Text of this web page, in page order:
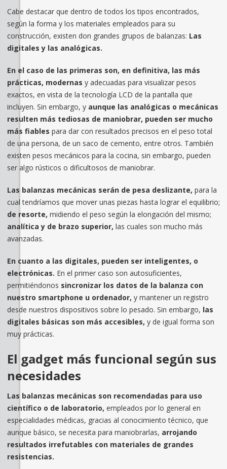
Cabe destacar que dentro de todos los tipos encontrados,
según la forma y los materiales empleados para su
construcción, existen don grandes grupos de balanzas: Las
digitales y las analógicas.
En el caso de las primeras son, en definitiva, las más
prácticas, modernas y adecuadas para visualizar pesos
exactos, en vista de la tecnología LCD de la pantalla que
incluyen. Sin embargo, y aunque las analógicas o mecánicas
resulten más tediosas de maniobrar, pueden ser mucho
más fiables para dar con resultados precisos en el peso total
de una persona, de un saco de cemento, entre otros. También
existen pesos mecánicos para la cocina, sin embargo, pueden
ser algo rústicos o dificultosos de maniobrar.
Las balanzas mecánicas serán de pesa deslizante, para la
cual tendríamos que mover unas piezas hasta lograr el equilibrio;
de resorte, midiendo el peso según la elongación del mismo;
analítica y de brazo superior, las cuales son mucho más
avanzadas.
En cuanto a las digitales, pueden ser inteligentes, o
electrónicas. En el primer caso son autosuficientes,
permitiéndonos sincronizar los datos de la balanza con
nuestro smartphone u ordenador, y mantener un registro
desde nuestros dispositivos sobre lo pesado. Sin embargo, las
digitales básicas son más accesibles, y de igual forma son
muy prácticas.
El gadget más funcional según sus
necesidades
Las balanzas mecánicas son recomendadas para uso
científico o de laboratorio, empleados por lo general en
especialidades médicas, gracias al conocimiento técnico, que
aunque básico, se necesita para maniobrarlas, arrojando
resultados irrefutables con materiales de grandes
resistencias.